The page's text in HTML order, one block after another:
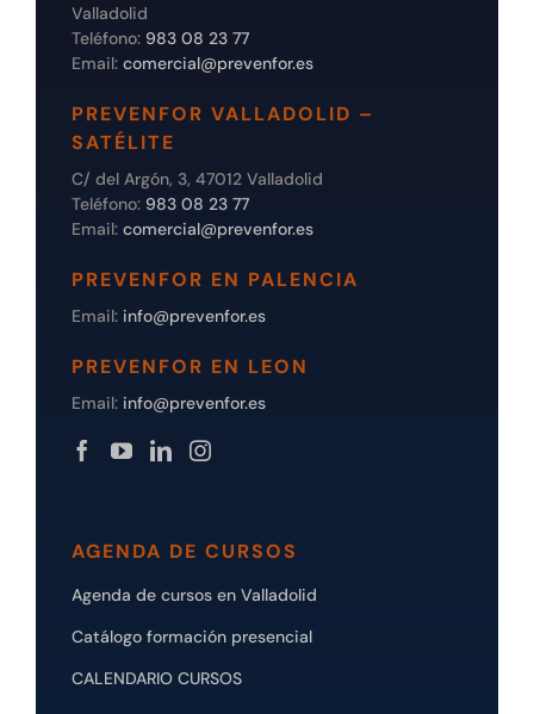
Valladolid
Teléfono: 983 08 23 77
Email: comercial@prevenfor.es
PREVENFOR VALLADOLID –
SATÉLITE
C/ del Argón, 3, 47012 Valladolid
Teléfono: 983 08 23 77
Email: comercial@prevenfor.es
PREVENFOR EN PALENCIA
Email: info@prevenfor.es
PREVENFOR EN LEON
Email: info@prevenfor.es
AGENDA DE CURSOS
Agenda de cursos en Valladolid
Catálogo formación presencial
CALENDARIO CURSOS